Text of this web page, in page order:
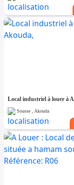
Local industriel à louer à
Sousse , Akouda